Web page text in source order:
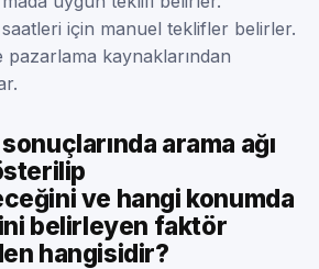
için manuel teklifler belirler.
pazarlama kaynaklarından
arama ağı
ve hangi konumda
belirleyen faktör
hangisidir?